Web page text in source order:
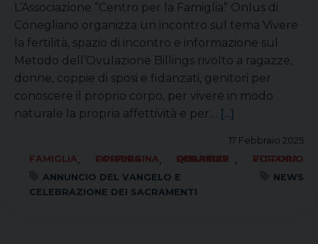
L’Associazione “Centro per la Famiglia” Onlus di
Conegliano organizza un incontro sul tema Vivere
la fertilità, spazio di incontro e informazione sul
Metodo dell’Ovulazione Billings rivolto a ragazze,
donne, coppie di sposi e fidanzati, genitori per
conoscere il proprio corpo, per vivere in modo
naturale la propria affettività e per… [...]
17 Febbraio 2025
FAMIGLIA, FORANIA OPITERGINA, FORANIA QUARTIER DEL PIAVE ,
FORANIA VITTORIO
ANNUNCIO DEL VANGELO E
CELEBRAZIONE DEI SACRAMENTI
NEWS